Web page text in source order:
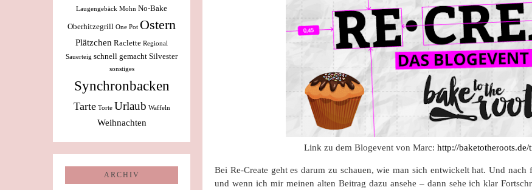
Link zu dem Blogevent von Marc: http://
Bei Re-Create geht es darum zu schauen, wie man sich entwickelt hat. Und
und wenn ich mir meinen alten Beitrag dazu ansehe – dann sehe ich klar
Laugengebäck Mohn No-Bake
Oberhitzegrill One Pot Ostern
Plätzchen Raclette Regional
Sauerteig schnell gemacht Silvester
sonstiges
Synchronbacken
Tarte Torte Urlaub Waffeln
Weihnachten
ARCHIV